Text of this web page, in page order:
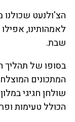
הצ'ולנעט שכולנו
לאמהותינו,
שבת.
בסופו של תהליך
שולחן חגיגי
הכולל טעימות